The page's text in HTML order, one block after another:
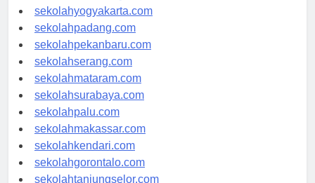
sekolahsemarang.com
sekolahyogyakarta.com
sekolahpadang.com
sekolahpekanbaru.com
sekolahserang.com
sekolahmataram.com
sekolahsurabaya.com
sekolahpalu.com
sekolahmakassar.com
sekolahkendari.com
sekolahgorontalo.com